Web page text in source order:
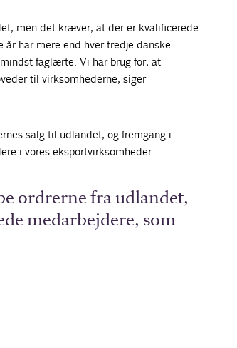
men det kræver, at der er kvalificerede
år har mere end hver tredje danske
faglærte. Vi har brug for, at
til virksomhederne, siger
salg til udlandet, og fremgang i
i vores eksportvirksomheder.
ordrerne fra udlandet,
medarbejdere, som